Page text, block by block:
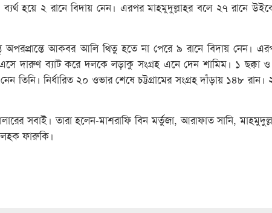
ব্যর্থ হয়ে ২ রানে বিদায় নেন। এরপর মাহমুদুল্লাহর বলে ২৭ রানে
অপরপ্রান্তে আকবর আলি থিতু হতে না পেরে ৯ রানে বিদায় নেন।
দারুণ ব্যাট করে দলকে লড়াকু সংগ্রহ এনে দেন শামিম। ১ ছক্কা
তিনি। নির্ধারিত ২০ ওভার শেষে চট্টগ্রামের সংগ্রহ দাঁড়ায় ১৪৮ রান।
সবাই। তারা হলেন-মাশরাফি বিন মর্তুজা, আরাফাত সানি,
ফারুকি।